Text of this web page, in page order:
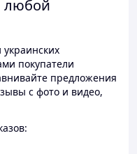
любой
покупатели
предложения
с фото и видео,